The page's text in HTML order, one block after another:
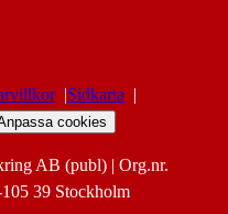
Sidkarta
cookies
AB (publ) | Org.nr.
105 39 Stockholm